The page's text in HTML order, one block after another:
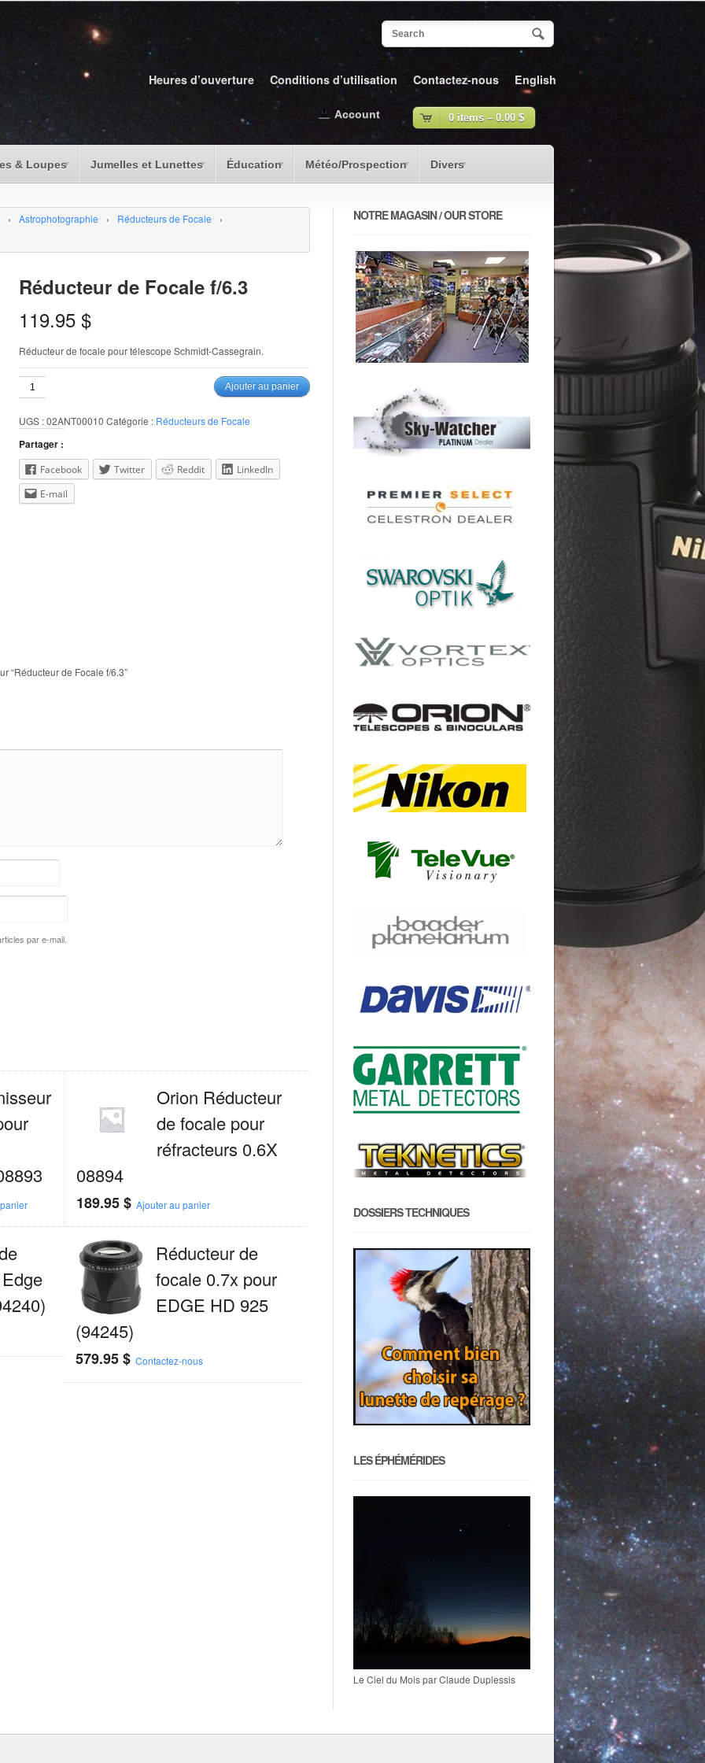
Heures d’ouverture Conditions d’utilisation Contactez-nous English
& Loupes Jumelles et Lunettes Éducation Météo/Prospection Divers
0 items – 0.00 $
Account
› Astrophotographie › Réducteurs de Focale
›
Réducteur de Focale f/6.3
119.95 $
Réducteur de focale pour télescope Schmidt-Cassegrain.
quantité
de
de
Focale
Ajouter au panier
UGS :02ANT00010 Catégorie : Réducteurs de Focale
Partager :
Facebook Twitter Reddit
LinkedIn
E-mail
“Réducteur de Focale f/6.3”
par e-mail.
Orion Réducteur
de focale pour
réfracteurs 0.6X
08894
189.95$ Ajouter au panier
Réducteur de
focale 0.7x pour
EDGE HD 925
(94245)
579.95$ Contactez-nous
NOTRE MAGASIN / OUR STORE
DOSSIERS TECHNIQUES
LES ÉPHÉMÉRIDES
Le Ciel du Mois par Claude Duplessis